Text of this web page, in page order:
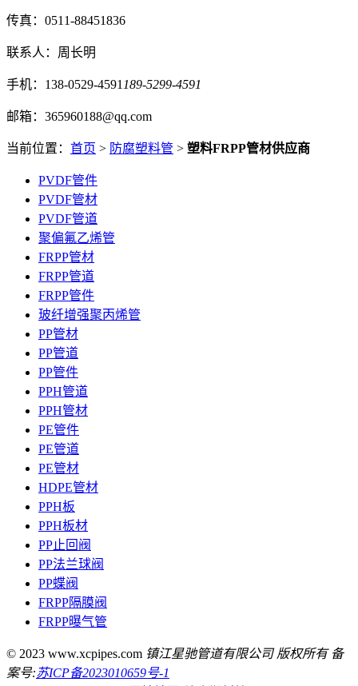
传真：0511-88451836
联系人：周长明
手机：138-0529-4591 189-5299-4591
邮箱：365960188@qq.com
当前位置： 首页 > 防腐塑料管 > 塑料FRPP管材供应商
PVDF管件
PVDF管材
PVDF管道
聚偏氟乙烯管
FRPP管材
FRPP管道
FRPP管件
玻纤增强聚丙烯管
PP管材
PP管道
PP管件
PPH管道
PPH管材
PE管件
PE管道
PE管材
HDPE管材
PPH板
PPH板材
PP止回阀
PP法兰球阀
PP蝶阀
FRPP隔膜阀
FRPP曝气管
© 2023 www.xcpipes.com 镇江星驰管道有限公司 版权所有 备
案号:苏ICP备2023010659号-1